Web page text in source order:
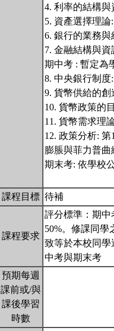
4. 利率的結構
5. 資產選擇理論
6. 銀行的業務與
7. 金融結構與
期中考 : 暫定為
8. 中央銀行制度
9. 貨幣供給的
10. 貨幣政策的
11. 貨幣需求理
12. 政策分析:
膨脹與菲力普曲
期末考: 依學校
課程目標 待補
課程要求
評分標準：期中
50%。修課同
致等於本校同學
中考與期末考
預期每週
課前或/與
課後學習
時數